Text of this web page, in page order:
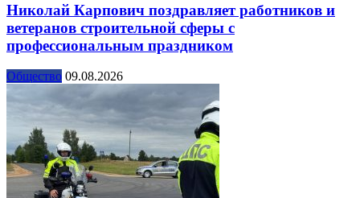
Николай Карпович поздравляет работников и
ветеранов строительной сферы с
профессиональным праздником
Общество 09.08.2026